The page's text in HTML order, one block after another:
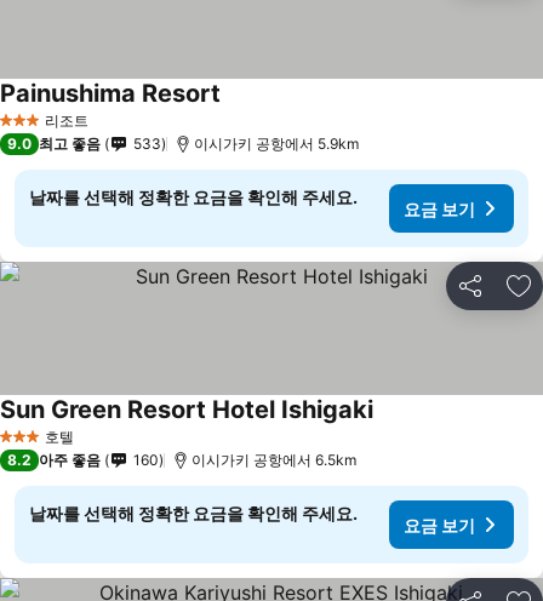
3 성급 리조트
Painushima Resort
9.0 최고 좋음 533 이시가키 공항에서 5.9km
날짜를 선택해 정확한 요금을 확인해 주세요.
요금 보기
공유 즐
3 성급 호텔
Sun Green Resort Hotel Ishigaki요금 보기
8.2 아주 좋음 160 이시가키 공항에서 6.5km
날짜를 선택해 정확한 요금을 확인해 주세요.
요금 보기